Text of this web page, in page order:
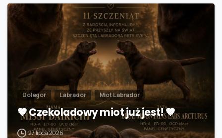
Dolegor Labrador Miot Labrador
🤎 Czekoladowy miot już jest! 🤎
27 lipca 2026